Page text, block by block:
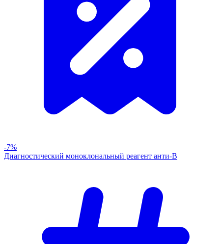
-7%
Диагностический моноклональный реагент анти-В